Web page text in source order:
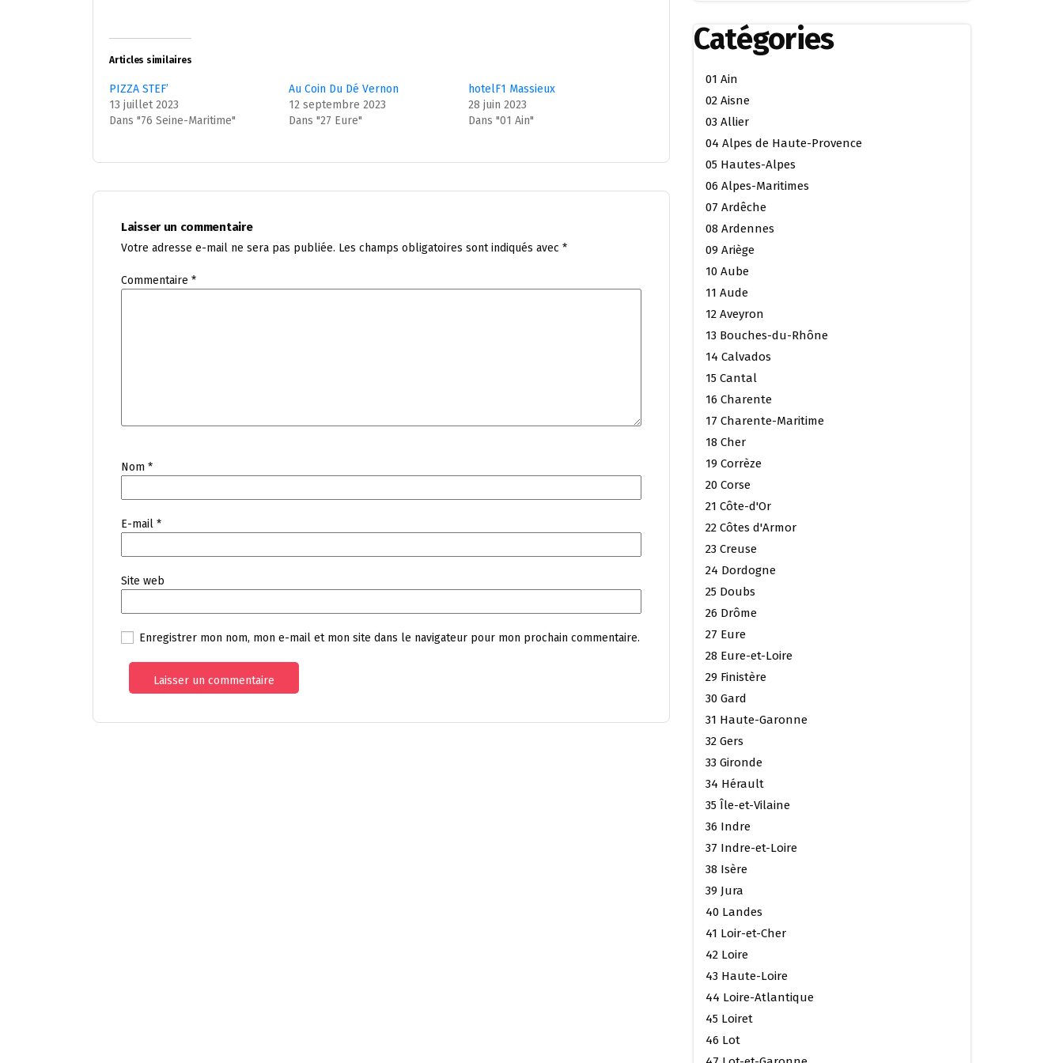
Articles similaires
PIZZA STEF’
13 juillet 2023
Dans "76 Seine-Maritime"
Au Coin Du Dé Vernon
12 septembre 2023
Dans "27 Eure"
hotelF1 Massieux
28 juin 2023
Dans "01 Ain"
Laisser un commentaire
Votre adresse e-mail ne sera pas publiée. Les champs obligatoires sont indiqués avec *
Commentaire *
Nom *
E-mail *
Site web
Enregistrer mon nom, mon e-mail et mon site dans le navigateur pour mon prochain commentaire.
Catégories
01 Ain
02 Aisne
03 Allier
04 Alpes de Haute-Provence
05 Hautes-Alpes
06 Alpes-Maritimes
07 Ardêche
08 Ardennes
09 Ariège
10 Aube
11 Aude
12 Aveyron
13 Bouches-du-Rhône
14 Calvados
15 Cantal
16 Charente
17 Charente-Maritime
18 Cher
19 Corrèze
20 Corse
21 Côte-d'Or
22 Côtes d'Armor
23 Creuse
24 Dordogne
25 Doubs
26 Drôme
27 Eure
28 Eure-et-Loire
29 Finistère
30 Gard
31 Haute-Garonne
32 Gers
33 Gironde
34 Hérault
35 Île-et-Vilaine
36 Indre
37 Indre-et-Loire
38 Isère
39 Jura
40 Landes
41 Loir-et-Cher
42 Loire
43 Haute-Loire
44 Loire-Atlantique
45 Loiret
46 Lot